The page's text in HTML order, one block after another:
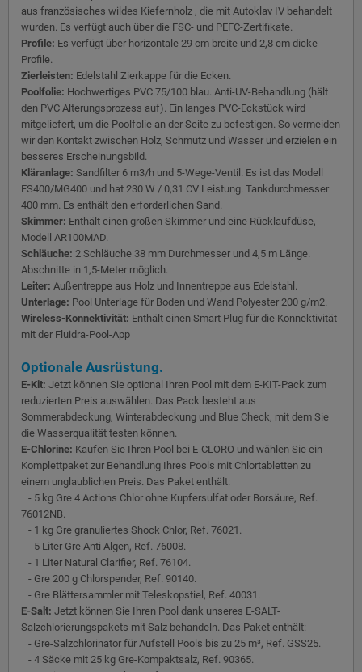
aus französisches wildes Kiefernholz , die mit Autoklav IV behandelt
wurden. Es verfügt auch über die FSC- und PEFC-Zertifikate.
Profile: Es verfügt über horizontale 29 cm breite und 2,8 cm dicke
Profile.
Zierleisten: Edelstahl Zierkappe für die Ecken.
Poolfolie: Hochwertiges PVC 75/100 blau. Anti-UV-Behandlung (hält
den PVC Alterungsprozess auf). Ein langes PVC-Eckstück wird
mitgeliefert, um die Poolfolie an der Seite zu befestigen. So vermeiden
wir den Kontakt zwischen Holz, Schmutz und Wasser und erzielen ein
besseres Erscheinungsbild.
Kläranlage: Sandfilter 6 m3/h und 5-Wege-Ventil. Es ist das Modell
FS400/MG400 und hat 230 W / 0,31 CV Leistung. Tankdurchmesser
400 mm. Es enthält den erforderlichen Sand.
Skimmer: Enthält einen großen Skimmer und eine Rücklaufdüse,
Modell AR100MAD.
Schläuche: 2 Schläuche 38 mm Durchmesser und 4,5 m Länge.
Abschnitte in 1,5-Meter möglich.
Leiter: Außentreppe aus Holz und Innentreppe aus Edelstahl.
Unterlage: Pool Unterlage für Boden und Wand Polyester 200 g/m2.
Wireless-Konnektivität: Enthält einen Smart Plug für die Konnektivität
mit der Fluidra-Pool-App
Optionale Ausrüstung.
E-Kit: Jetzt können Sie optional Ihren Pool mit dem E-KIT-Pack zum
reduzierten Preis auswählen. Das Pack besteht aus
Sommerabdeckung, Winterabdeckung und Blue Check, mit dem Sie
die Wasserqualität testen können.
E-Chlorine: Kaufen Sie Ihren Pool bei E-CLORO und wählen Sie ein
Komplettpaket zur Behandlung Ihres Pools mit Chlortabletten zu
einem unglaublichen Preis. Das Paket enthält:
- 5 kg Gre 4 Actions Chlor ohne Kupfersulfat oder Borsäure, Ref.
76012NB.
- 1 kg Gre granuliertes Shock Chlor, Ref. 76021.
- 5 Liter Gre Anti Algen, Ref. 76008.
- 1 Liter Natural Clarifier, Ref. 76104.
- Gre 200 g Chlorspender, Ref. 90140.
- Gre Blättersammler mit Teleskopstiel, Ref. 40031.
E-Salt: Jetzt können Sie Ihren Pool dank unseres E-SALT-
Salzchlorierungspakets mit Salz behandeln. Das Paket enthält:
- Gre-Salzchlorinator für Aufstell Pools bis zu 25 m³, Ref. GSS25.
- 4 Säcke mit 25 kg Gre-Kompaktsalz, Ref. 90365.